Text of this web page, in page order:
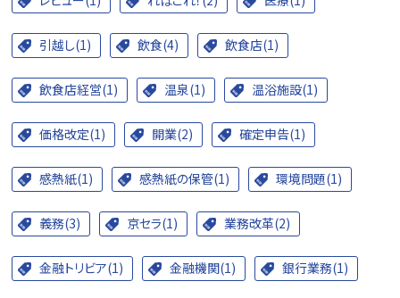
引越し(1) 飲食(4) 飲食店(1)
飲食店経営(1) 温泉(1) 温浴施設(1)
価格改定(1) 開業(2) 確定申告(1)
感熱紙(1) 感熱紙の保管(1) 環境問題(1)
義務(3) 京セラ(1) 業務改革(2)
金融トリビア(1) 金融機関(1) 銀行業務(1)